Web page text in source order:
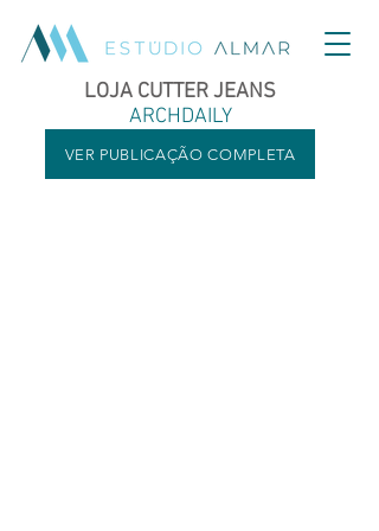
LOJA CUTTER JEANS
ARCHDAILY
VER PUBLICAÇÃO COMPLETA